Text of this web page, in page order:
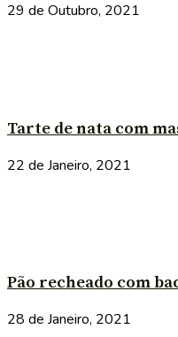
29 de Outubro, 2021
Tarte de nata com
22 de Janeiro, 2021
Pão recheado com
28 de Janeiro, 2021